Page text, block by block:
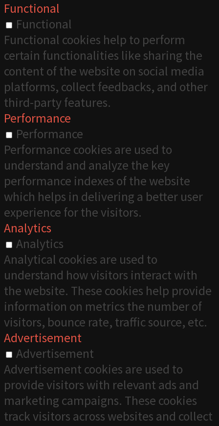
Functional
Functional
Functional cookies help to perform
certain functionalities like sharing the
content of the website on social media
platforms, collect feedbacks, and other
third-party features.
Performance
Performance
Performance cookies are used to
understand and analyze the key
performance indexes of the website
which helps in delivering a better user
experience for the visitors.
Analytics
Analytics
Analytical cookies are used to
understand how visitors interact with
the website. These cookies help provide
information on metrics the number of
visitors, bounce rate, traffic source, etc.
Advertisement
Advertisement
Advertisement cookies are used to
provide visitors with relevant ads and
marketing campaigns. These cookies
track visitors across websites and collect